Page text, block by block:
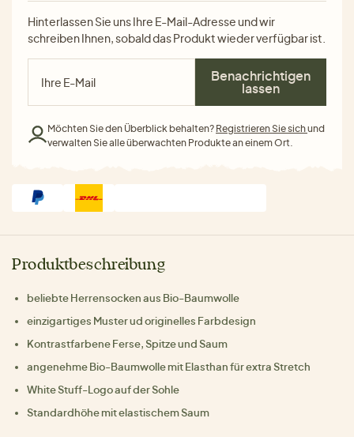
Hinterlassen Sie uns Ihre E-Mail-Adresse und wir
schreiben Ihnen, sobald das Produkt wieder verfügbar ist.
Benachrichtigen
lassen
Möchten Sie den Überblick behalten? Registrieren Sie sichund
verwalten Sie alle überwachten Produkte an einem Ort.
Produktbeschreibung
beliebte Herrensocken aus Bio-Baumwolle
einzigartiges Muster ud originelles Farbdesign
Kontrastfarbene Ferse, Spitze und Saum
angenehme Bio-Baumwolle mit Elasthan für extra Stretch
White Stuff-Logo auf der Sohle
Standardhöhe mit elastischem Saum